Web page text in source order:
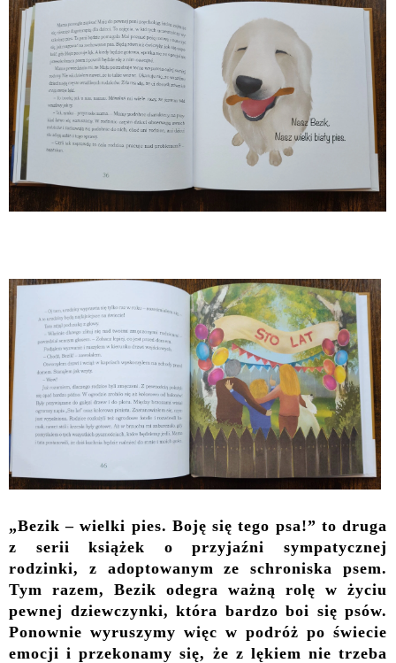
„Bezik – wielki pies. Boję się tego psa!” to druga
z serii książek o przyjaźni sympatycznej
rodzinki, z adoptowanym ze schroniska psem.
Tym razem, Bezik odegra ważną rolę w życiu
pewnej dziewczynki, która bardzo boi się psów.
Ponownie wyruszymy więc w podróż po świecie
emocji i przekonamy się, że z lękiem nie trzeba